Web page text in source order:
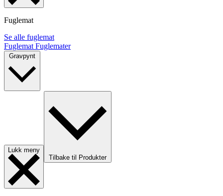
Fuglemat
Se alle fuglemat
Fuglemat Fuglemater
Lukk meny
Tilbake til Produkter